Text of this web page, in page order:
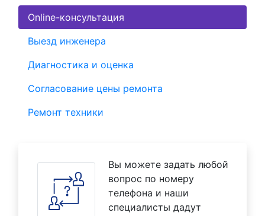
Online-консультация
Выезд инженера
Диагностика и оценка
Согласование цены ремонта
Ремонт техники
Вы можете задать любой
вопрос по номеру
телефона и наши
специалисты дадут